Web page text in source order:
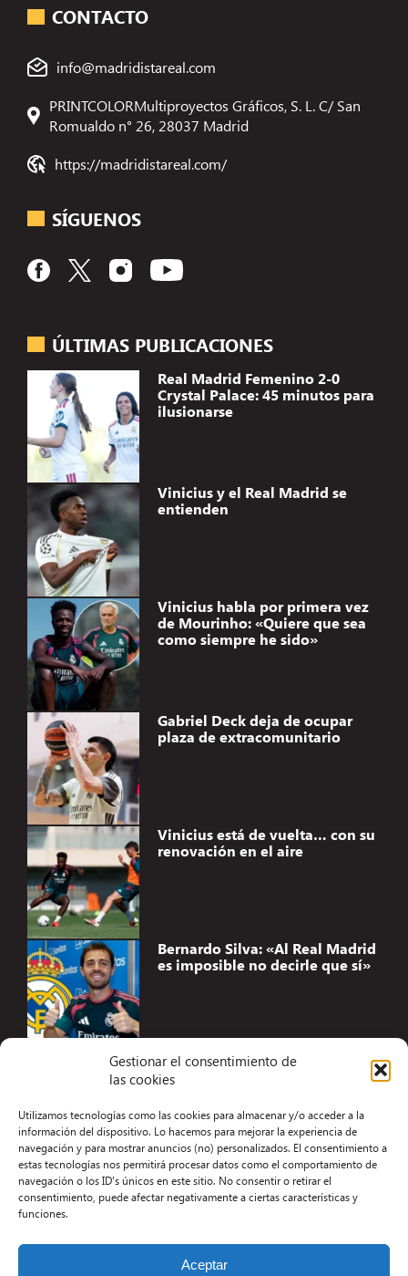
Gestionar el consentimiento de
las cookies
Utilizamos tecnologías como las cookies para almacenar y/o acceder a la
información del dispositivo. Lo hacemos para mejorar la experiencia de
navegación y para mostrar anuncios (no) personalizados. El consentimiento a
estas tecnologías nos permitirá procesar datos como el comportamiento de
navegación o los ID's únicos en este sitio. No consentir o retirar el
consentimiento, puede afectar negativamente a ciertas características y
funciones.
Aceptar
ÚLTIMAS PUBLICACIONES
Real Madrid Femenino 2-0
Crystal Palace: 45 minutos para
ilusionarse
Vinicius y el Real Madrid se
entienden
Vinicius habla por primera vez
de Mourinho: «Quiere que sea
como siempre he sido»
Gabriel Deck deja de ocupar
plaza de extracomunitario
Vinicius está de vuelta… con su
renovación en el aire
Bernardo Silva: «Al Real Madrid
es imposible no decirle que sí»
CONTACTO
info@madridistareal.com
PRINTCOLORMultiproyectos Gráficos, S. L. C/ San
Romualdo n° 26, 28037 Madrid
https://madridistareal.com/
SÍGUENOS
Aviso Legal
Términos y condiciones
Política de privacidad
Contacto